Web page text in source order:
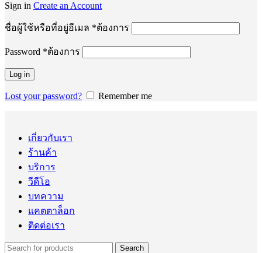
Sign in Create an Account
ชื่อผู้ใช้หรือที่อยู่อีเมล *ต้องการ
Password *ต้องการ
Log in
Lost your password? Remember me
เกี่ยวกับเรา
ร้านค้า
บริการ
วีดีโอ
บทความ
แคตตาล็อก
ติดต่อเรา
Search